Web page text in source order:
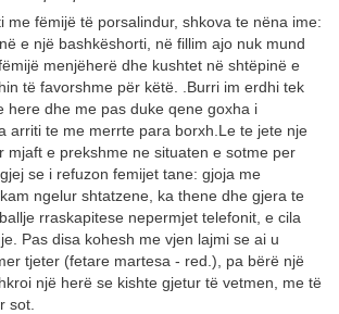
me fëmijë të porsalindur, shkova te nëna ime:
e një bashkëshorti, në fillim ajo nuk mund
menjëherë dhe kushtet në shtëpinë e
të favorshme për këtë. .Burri im erdhi tek
here dhe me pas duke qene goxha i
arriti te me merrte para borxh.Le te jete nje
mjaft e prekshme ne situaten e sotme per
se i refuzon femijet tane: gjoja me
ngelur shtatzene, ka thene dhe gjera te
rraskapitese nepermjet telefonit, e cila
Pas disa kohesh me vjen lajmi se ai u
tjeter (fetare martesa - red.), pa bërë një
një herë se kishte gjetur të vetmen, me të
sot.